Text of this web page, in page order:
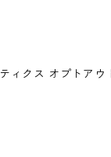
クス オプトアウ